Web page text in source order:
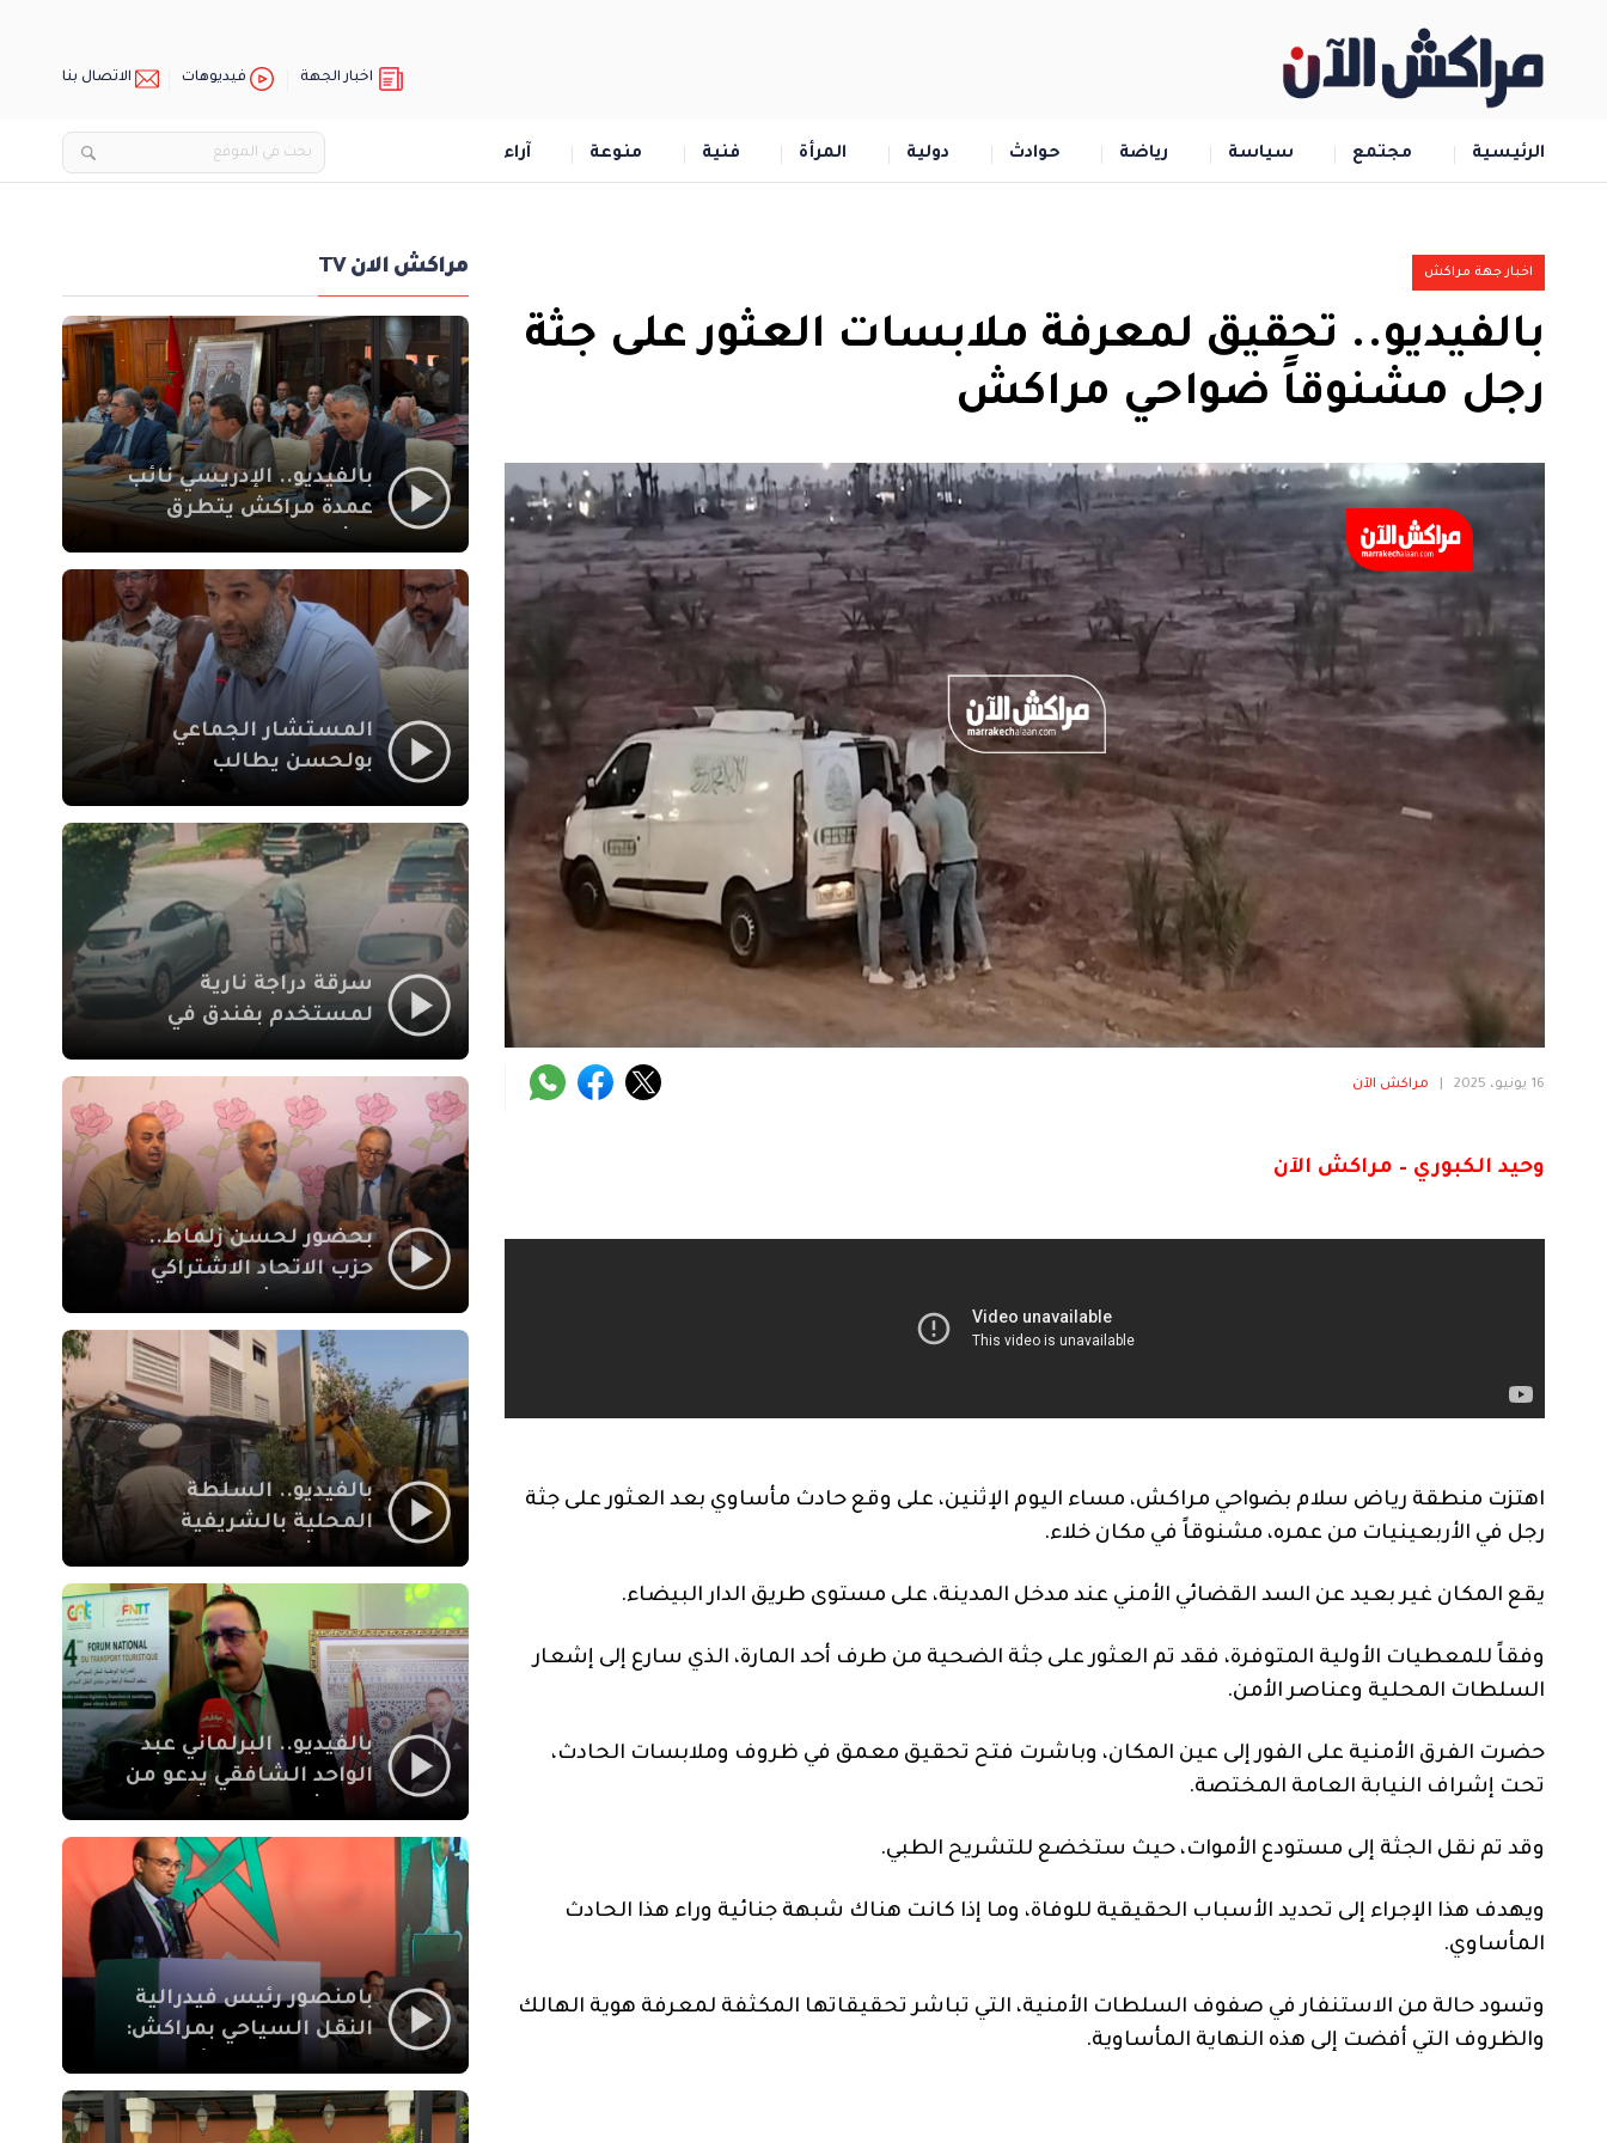
اخبار الجهة فيديوهات الاتصال بنا
الرئيسية مجتمع سياسة رياضة حوادث دولية المرأة فنية منوعة آراء
اخبار جهة مراكش
بالفيديو.. تحقيق لمعرفة ملابسات العثور على جثة
رجل مشنوقاً ضواحي مراكش
16 يونيو، 2025 مراكش الآن
وحيد الكبوري – مراكش الآن
اهتزت منطقة رياض سلام بضواحي مراكش، مساء اليوم الإثنين، على وقع حادث مأساوي بعد العثور على جثة
رجل في الأربعينيات من عمره، مشنوقاً في مكان خلاء.
يقع المكان غير بعيد عن السد القضائي الأمني عند مدخل المدينة، على مستوى طريق الدار البيضاء.
وفقاً للمعطيات الأولية المتوفرة، فقد تم العثور على جثة الضحية من طرف أحد المارة، الذي سارع إلى إشعار
السلطات المحلية وعناصر الأمن.
حضرت الفرق الأمنية على الفور إلى عين المكان، وباشرت فتح تحقيق معمق في ظروف وملابسات الحادث،
تحت إشراف النيابة العامة المختصة.
وقد تم نقل الجثة إلى مستودع الأموات، حيث ستخضع للتشريح الطبي.
ويهدف هذا الإجراء إلى تحديد الأسباب الحقيقية للوفاة، وما إذا كانت هناك شبهة جنائية وراء هذا الحادث
المأساوي.
وتسود حالة من الاستنفار في صفوف السلطات الأمنية، التي تباشر تحقيقاتها المكثفة لمعرفة هوية الهالك
والظروف التي أفضت إلى هذه النهاية المأساوية.
مراكش الان TV
بالفيديو.. الإدريسي نائب
عمدة مراكش يتطرق
الاجتماعي في نقل
المحطة الطرقية إلى
العزوزية
المستشار الجماعي
بولحسن يطالب
أشغال شارع علال
الفاسي بمراكش
سرقة دراجة نارية
لمستخدم بفندق في
بمراكش
بحضور لحسن زلماط..
حزب الاتحاد الاشتراكي
مقراً بمقاطعة سيدي
يوسف بن علي مراكش
بالفيديو.. السلطة
المحلية بالشريفية
بنايات غير قانونية بإقامة
الإيمان
بالفيديو.. البرلماني عبد
الواحد الشافقي يدعو من
النقل السياحي لمواكبة
بامنصور رئيس فيدرالية
النقل السياحي بمراكش:
والاصلاح التشريعي
ركيزتان أساسيتان لكسب